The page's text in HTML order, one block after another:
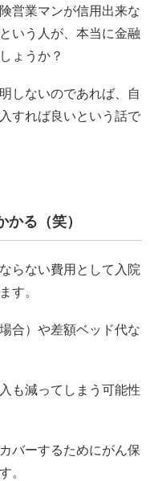
営業マンが信用出来な
いう人が、本当に金融
ょうか？
しないのであれば、自
すれば良いという話で
る（笑）
らない費用として入院
す。
合）や差額ベッド代な
も減ってしまう可能性
バーするためにがん保
。